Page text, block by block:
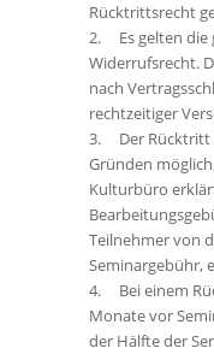
Rücktrittsrecht
2. Es gelten die
Widerrufsrecht.
nach
rechtzeitiger
3. Der Rücktritt
Gründen
Kulturbüro
Teilnehmer von
Seminargebühr,
4. Bei einem
Monate vor
der Hälfte der